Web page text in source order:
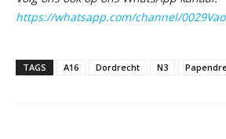
https://whatsapp.com/channel/
TAGS A16 Dordrecht N3